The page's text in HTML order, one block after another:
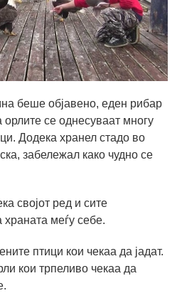
беше објавено, еден рибар
се однесуваат многу
Додека хранел стадо во
забележал како чудно се
својот ред и сите
храната меѓу себе.
птици кои чекаа да јадат.
кои трпеливо чекаа да